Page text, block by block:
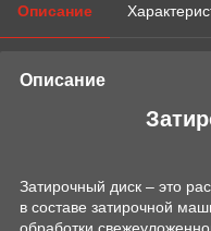
Описание
Описание
Затирочный диск – это
в составе затирочной